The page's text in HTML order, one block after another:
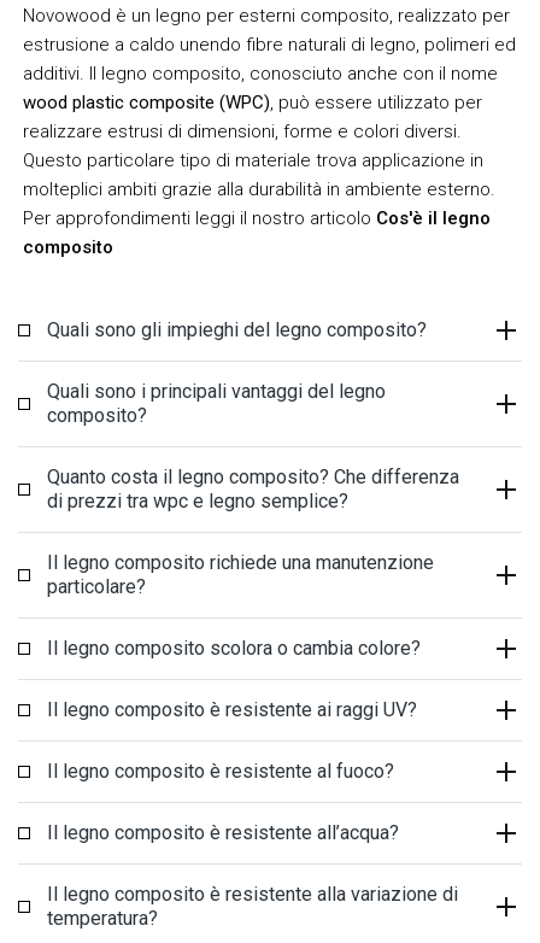
Novowood è un legno per esterni composito, realizzato per
estrusione a caldo unendo fibre naturali di legno, polimeri ed
additivi. Il legno composito, conosciuto anche con il nome
wood plastic composite (WPC) , può essere utilizzato per
realizzare estrusi di dimensioni, forme e colori diversi.
Questo particolare tipo di materiale trova applicazione in
molteplici ambiti grazie alla durabilità in ambiente esterno.
Per approfondimenti leggi il nostro articolo Cos'è il legno
composito
Quali sono gli impieghi del legno composito?
Quali sono i principali vantaggi del legno
composito?
Quanto costa il legno composito? Che differenza
di prezzi tra wpc e legno semplice?
Il legno composito richiede una manutenzione
particolare?
Il legno composito scolora o cambia colore?
Il legno composito è resistente ai raggi UV?
Il legno composito è resistente al fuoco?
Il legno composito è resistente all’acqua?
Il legno composito è resistente alla variazione di
temperatura?